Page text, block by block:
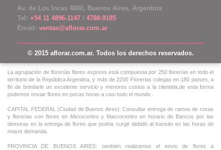
Av. de Los Incas 4800, Buenos Aires, Argentina
Tel: +54 11 4896-1147 / 4788-9185
Email: ventas@aflorar.com.ar
© 2015 aflorar.com.ar. Todos los derechos reservados.
La agrupación de florerías flores express está compuesta por 250 florerías en todo el
territorio de la República Argentina, y más de 2200 Florerias colegas en 180 países, a
fin de brindarle un excelente servicio y menores costos a la clientela,de esta forma
podemos enviar flores en pocas horas a casi todo el mundo .
CAPITAL FEDERAL (Ciudad de Buenos Aires): Consultar entrega de ramos de rosas
y florerias con flores en Microcentro y Macrocentro en horario de Bancos por las
demoras en la entrega de flores que podria surgir debido al transito en las horas de
mayor demanda.
PROVINCIA DE BUENOS AIRES: también realizamos el envio de flores a